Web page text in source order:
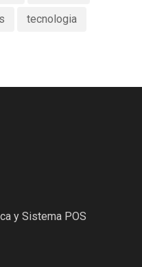
tecnologia
y Sistema POS